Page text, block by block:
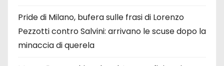
Pride di Milano, bufera sulle frasi di Lorenzo
Pezzotti contro Salvini: arrivano le scuse dopo la
minaccia di querela